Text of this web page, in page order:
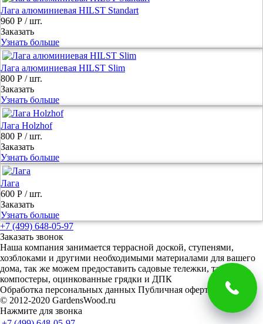
Лага алюминиевая HILST Standart
960 Р / шт.
Заказать
Узнать больше
Лага алюминиевая HILST Slim
800 Р / шт.
Заказать
Узнать больше
Лага Holzhof
800 Р / шт.
Заказать
Узнать больше
Лага
600 Р / шт.
Заказать
Узнать больше
+7 (499) 648-05-97
Заказать звонок
Наша компания занимается террасной доской, ступенями,
хозблоками и другими необходимыми материалами для вашего
дома, так же можем предоставить садовые тележки, тачки и
компостеры, оцинкованные грядки и ДПК
Обработка персональных данных Публичная оферта
© 2012-2020 GardensWood.ru
Нажмите для звонка